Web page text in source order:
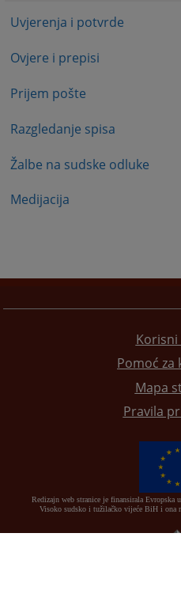
Uvjerenja i potvrde
Ovjere i prepisi
Prijem pošte
Razgledanje spisa
Žalbe na sudske odluke
Medijacija
Pomoć za
Mapa
Pravila
Redizajn web stranice je finansirala Evropska
Visoko sudsko i tužilačko vijeće BiH i ona